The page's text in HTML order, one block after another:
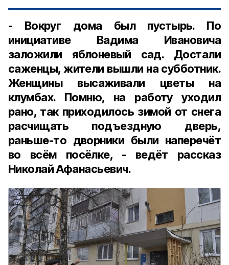
- Вокруг дома был пустырь. По
инициативе Вадима Ивановича
заложили яблоневый сад. Достали
саженцы, жители вышли на субботник.
Женщины высаживали цветы на
клумбах. Помню, на работу уходил
рано, так приходилось зимой от снега
расчищать подъездную дверь,
раньше-то дворники были наперечёт
во всём посёлке, - ведёт рассказ
Николай Афанасьевич.